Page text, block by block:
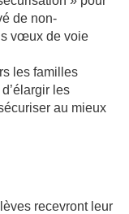
de non-
vœux de voie
les familles
les
au mieux
recevront leur